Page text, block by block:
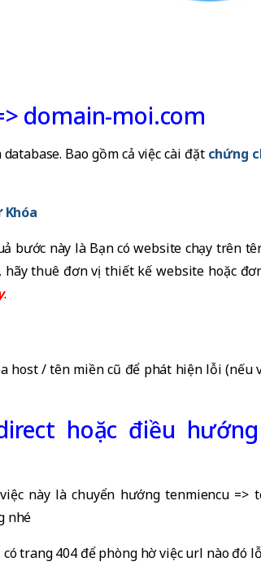
domain-moi.com
Bao gồm cả việc cài đặt chứng
Khóa
bước này là Bạn có website chạy trên
thuê đơn vị thiết kế website hoặc
.
host / tên miền cũ để phát hiện lỗi (nếu
hoặc điều
này là chuyển hướng tenmiencu =>
nhé
trang 404 để phòng hờ việc url nào đó